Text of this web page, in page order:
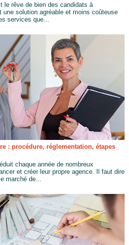
le rêve de bien des candidats à
une solution agréable et moins coûteuse
services que...
: procédure, réglementation, étapes
chaque année de nombreux
et créer leur propre agence. Il faut dire
marché de...